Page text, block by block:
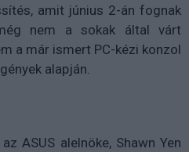
amit június 2-án fognak
nem a sokak által várt
a már ismert PC-kézi konzol
alapján.
ASUS alelnöke, Shawn Yen